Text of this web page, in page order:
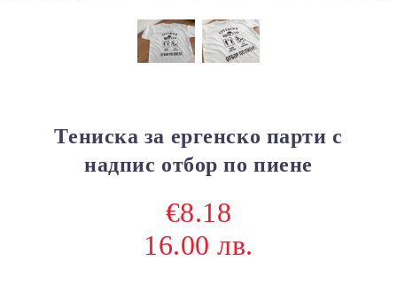
Тениска за ергенско парти с
надпис отбор по пиене
€8.18
16.00 лв.